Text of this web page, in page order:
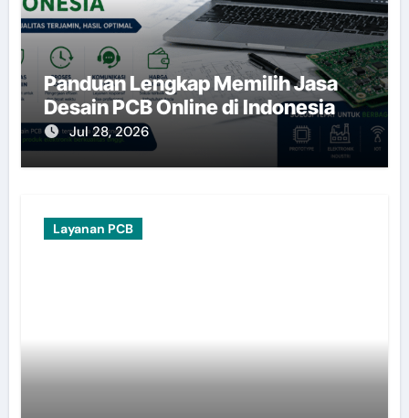
Panduan Lengkap Memilih Jasa
Desain PCB Online di Indonesia
Jul 28, 2026
Layanan PCB